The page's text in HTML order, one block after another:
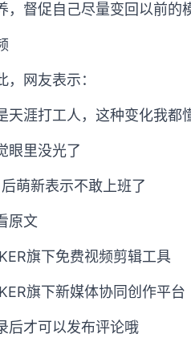
，督促自己尽量变回以前的
，网友表示：
天涯打工人，这种变化我都
眼里没光了
萌新表示不敢上班了
原文
旗下免费视频剪辑工具
旗下新媒体协同创作平台
后才可以发布评论哦